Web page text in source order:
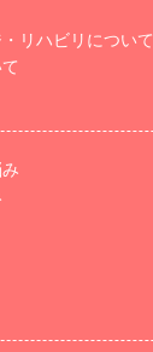
リハビリについて